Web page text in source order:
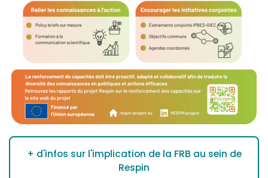
+ d'infos sur l'implication de la FRB au sein de
Respin